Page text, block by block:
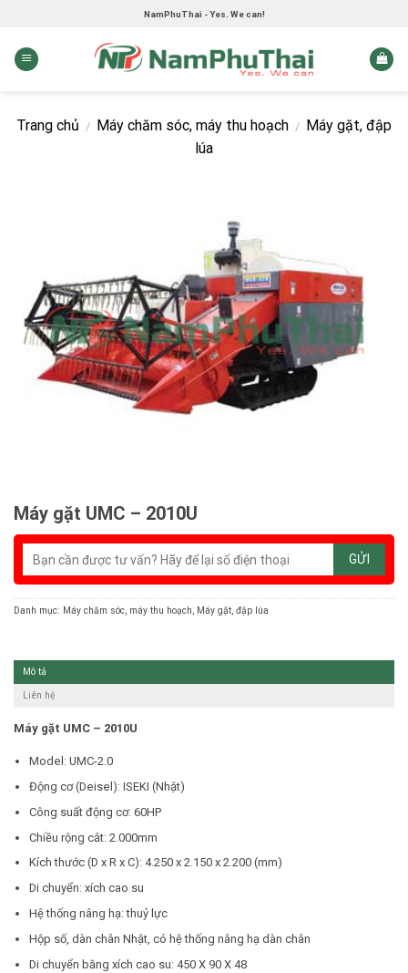
content
NamPhuThai - Yes. We can!
Trang chủ / Máy chăm sóc, máy thu hoạch / Máy gặt, đập
lúa
Máy gặt UMC – 2010U
Danh mục: Máy chăm sóc, máy thu hoạch, Máy gặt, đập lúa
Mô tả
Liên hệ
Máy gặt UMC – 2010U
Model: UMC-2.0
Động cơ (Deisel): ISEKI (Nhật)
Công suất động cơ: 60HP
Chiều rộng cắt: 2.000mm
Kích thước (D x R x C): 4.250 x 2.150 x 2.200 (mm)
Di chuyển: xích cao su
Hệ thống nâng hạ: thuỷ lực
Hộp số, dàn chân Nhật, có hệ thống nâng hạ dàn chân
Di chuyển băng xích cao su: 450 X 90 X 48